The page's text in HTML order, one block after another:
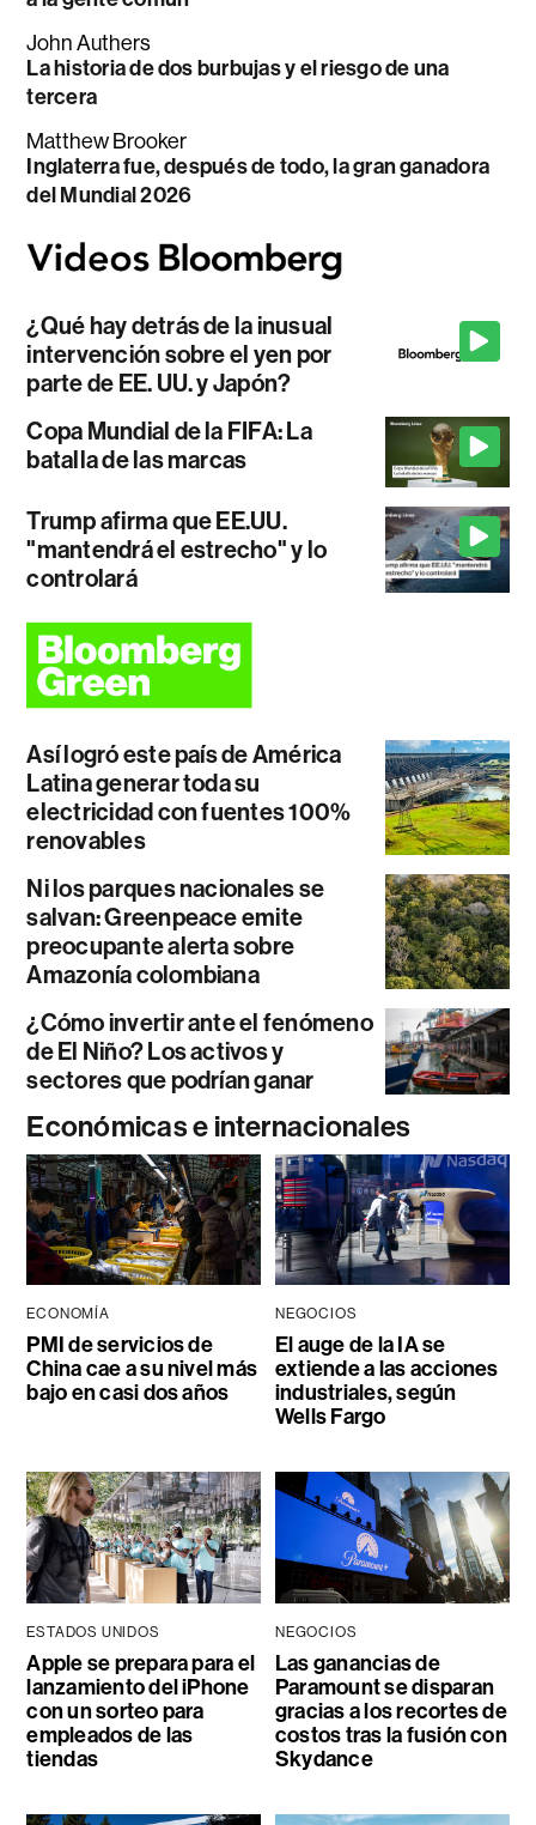
John Authers
La historia de dos burbujas y el riesgo de una
tercera
Matthew Brooker
Inglaterra fue, después de todo, la gran ganadora
del Mundial 2026
¿Qué hay detrás de la inusual
intervención sobre el yen por
parte de EE. UU. y Japón?
Copa Mundial de la FIFA: La
batalla de las marcas
Trump afirma que EE.UU.
"mantendrá el estrecho" y lo
controlará
Así logró este país de América
Latina generar toda su
electricidad con fuentes 100%
renovables
Ni los parques nacionales se
salvan: Greenpeace emite
preocupante alerta sobre
Amazonía colombiana
¿Cómo invertir ante el fenómeno
de El Niño? Los activos y
sectores que podrían ganar
Económicas e internacionales
ECONOMÍA
PMI de servicios de
China cae a su nivel más
bajo en casi dos años
NEGOCIOS
El auge de la IA se
extiende a las acciones
industriales, según
Wells Fargo
ESTADOS UNIDOS
Apple se prepara para el
lanzamiento del iPhone
con un sorteo para
empleados de las
tiendas
NEGOCIOS
Las ganancias de
Paramount se disparan
gracias a los recortes de
costos tras la fusión con
Skydance